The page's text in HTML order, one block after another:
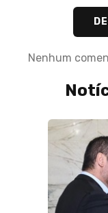
Nenhum